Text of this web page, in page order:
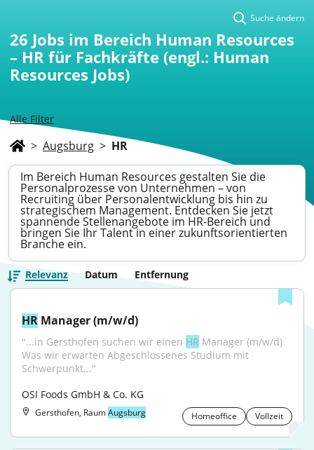
Alle Filter
Suche ändern
26 Jobs im Bereich Human Resources
– HR für Fachkräfte (engl.: Human
Resources Jobs)
> Augsburg > HR
Im Bereich Human Resources gestalten Sie die
Personalprozesse von Unternehmen – von
Recruiting über Personalentwicklung bis hin zu
strategischem Management. Entdecken Sie jetzt
spannende Stellenangebote im HR-Bereich und
bringen Sie Ihr Talent in einer zukunftsorientierten
Branche ein.
Relevanz Datum Entfernung
HR Manager (m/w/d)
"...in Gersthofen suchen wir einen HR Manager (m/w/d)
Was wir erwarten Abgeschlossenes Studium mit
Schwerpunkt..."
OSI Foods GmbH & Co. KG
Gersthofen, RaumAugsburg Homeoffice Vollzeit